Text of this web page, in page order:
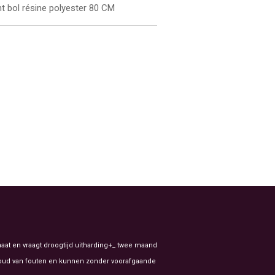
bol résine polyester 80 CM
en vraagt droogtijd uitharding+_ twee maand
van fouten en kunnen zonder voorafgaande